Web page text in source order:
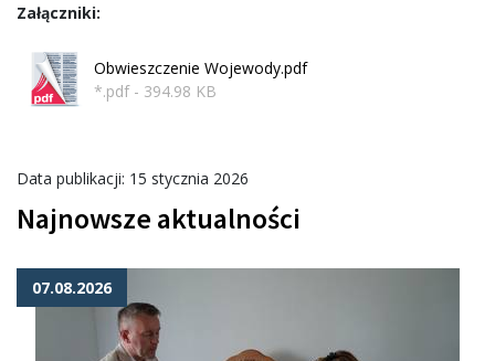
Załączniki:
Obwieszczenie Wojewody.pdf
*.pdf - 394.98 KB
Data publikacji: 15 stycznia 2026
Najnowsze aktualności
07.08.2026